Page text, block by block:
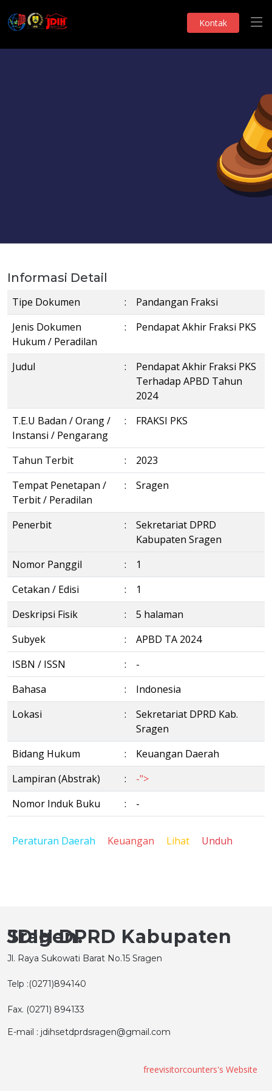
Kontak
Informasi Detail
Tipe Dokumen :
Pandangan Fraksi
Jenis Dokumen
Hukum / Peradilan
: Pendapat Akhir Fraksi PKS
Judul :
Pendapat Akhir Fraksi PKS
Terhadap APBD Tahun
2024
T.E.U Badan / Orang /
Instansi / Pengarang
: FRAKSI PKS
Tahun Terbit :
2023
Tempat Penetapan /
Terbit / Peradilan
: Sragen
Penerbit :
Sekretariat DPRD
Kabupaten Sragen
Nomor Panggil
:
1
Cetakan / Edisi
:
1
Deskripsi Fisik
:
5 halaman
Subyek
:
APBD TA 2024
ISBN / ISSN
:
-
Bahasa
:
Indonesia
Lokasi
:
Sekretariat DPRD Kab.
Sragen
Bidang Hukum
:
Keuangan Daerah
Lampiran (Abstrak)
:
-">
Nomor Induk Buku
: -
Peraturan Daerah Keuangan Lihat Unduh
JDIH DPRD Kabupaten Sragen.
Jl. Raya Sukowati Barat No.15 Sragen
Telp :(0271)894140
Fax. (0271) 894133
E-mail : jdihsetdprdsragen@gmail.com
freevisitorcounters's Website